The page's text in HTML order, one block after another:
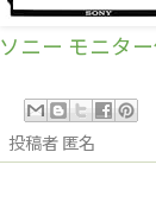
ソニー モニタ
投稿者匿名